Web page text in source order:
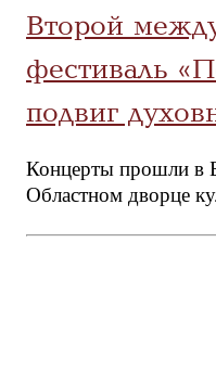
Второй
фестиваль
подвиг
Концерты прошли в
Областном дворце